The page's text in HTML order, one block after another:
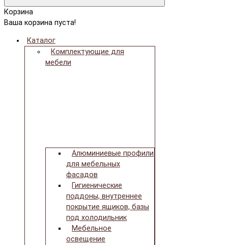
Корзина
Ваша корзина пуста!
Каталог
Комплектующие для
мебели
Алюминиевые профили
для мебельных
фасадов
Гигиенические
поддоны, внутреннее
покрытие ящиков, базы
под холодильник
Мебельное
освещение